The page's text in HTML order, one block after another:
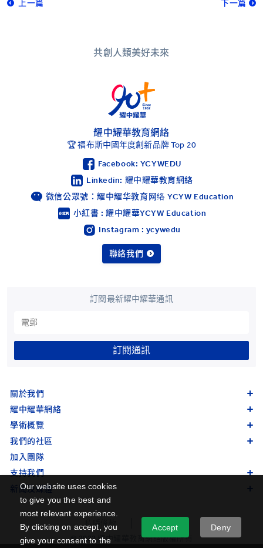
Our website uses cookies
to give you the best and
most relevant experience.
By clicking on accept, you
give your consent to the
Accept Deny
上一篇 下一篇
共創人類美好未來
耀中耀華教育網絡
🏆 福布斯中國年度創新品牌 Top 20
Facebook: YCYWEDU
Linkedin: 耀中耀華教育網絡
微信公眾號：耀中耀华教育网络 YCYW Education
小紅書 : 耀中耀華YCYW Education
Instagram : ycywedu
聯絡我們
訂閱最新耀中耀華通訊
訂閱通訊
關於我們
耀中耀華網絡
學術概覽
我們的社區
加入團隊
支持我們
新聞及媒體
私隱條款
網站地圖
© 2022 耀中耀華教育網絡版權所有